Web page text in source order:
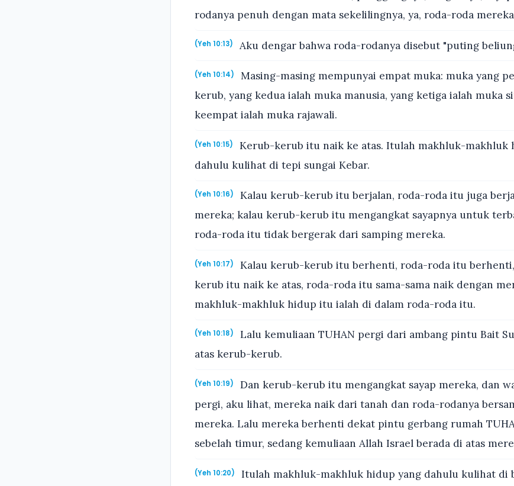
rodanya penuh dengan mata sekelilingnya, ya, roda-roda
(Yeh 10:13) Aku dengar bahwa roda-rodanya disebut "puting
(Yeh 10:14)
Masing-masing mempunyai empat muka: muka yang
kerub, yang kedua ialah muka manusia, yang ketiga ialah muka
keempat ialah muka rajawali.
(Yeh 10:15)
Kerub-kerub itu naik ke atas. Itulah makhluk-makhluk
dahulu kulihat di tepi sungai Kebar.
(Yeh 10:16)
Kalau kerub-kerub itu berjalan, roda-roda itu juga
mereka; kalau kerub-kerub itu mengangkat sayapnya untuk
roda-roda itu tidak bergerak dari samping mereka.
(Yeh 10:17)
Kalau kerub-kerub itu berhenti, roda-roda itu
kerub itu naik ke atas, roda-roda itu sama-sama naik dengan
makhluk-makhluk hidup itu ialah di dalam roda-roda itu.
(Yeh 10:18)
Lalu kemuliaan TUHAN pergi dari ambang pintu Bait
atas kerub-kerub.
(Yeh 10:19)
Dan kerub-kerub itu mengangkat sayap mereka, dan
pergi, aku lihat, mereka naik dari tanah dan roda-rodanya
mereka. Lalu mereka berhenti dekat pintu gerbang rumah
sebelah timur, sedang kemuliaan Allah Israel berada di atas
(Yeh 10:20)
Itulah makhluk-makhluk hidup yang dahulu kulihat di